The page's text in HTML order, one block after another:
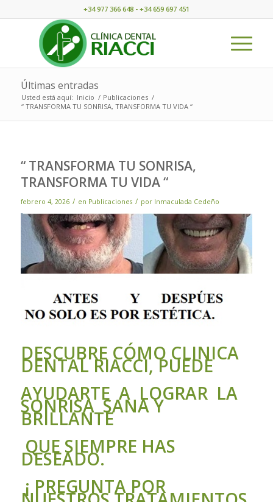
+34 977 366 648 - +34 659 697 451
Últimas entradas
Usted está aquí: Inicio / Publicaciones /
“ TRANSFORMA TU SONRISA, TRANSFORMA TU VIDA “
“ TRANSFORMA TU SONRISA,
TRANSFORMA TU VIDA “
febrero 4, 2026 / en Publicaciones / por Inmaculada Cedeño
DESCUBRE CÓMO CLINICA
DENTAL RIACCI, PUEDE
AYUDARTE A LOGRAR LA
SONRISA SANA Y
BRILLANTE
QUE SIEMPRE HAS
DESEADO.
¡ PREGUNTA POR